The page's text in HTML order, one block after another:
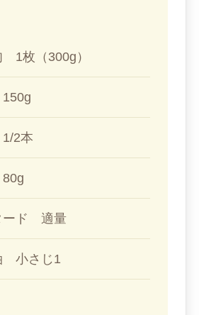
1枚（300g）
2本
ード 適量
小さじ1